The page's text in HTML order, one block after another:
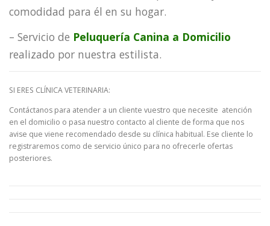
comodidad para él en su hogar.
– Servicio de Peluquería Canina a Domicilio
realizado por nuestra estilista.
SI ERES CLÍNICA VETERINARIA:
Contáctanos para atender a un cliente vuestro que necesite atención
en el domicilio o pasa nuestro contacto al cliente de forma que nos
avise que viene recomendado desde su clínica habitual. Ese cliente lo
registraremos como de servicio único para no ofrecerle ofertas
posteriores.